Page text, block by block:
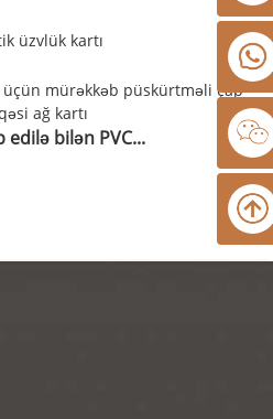
bilən PVC...